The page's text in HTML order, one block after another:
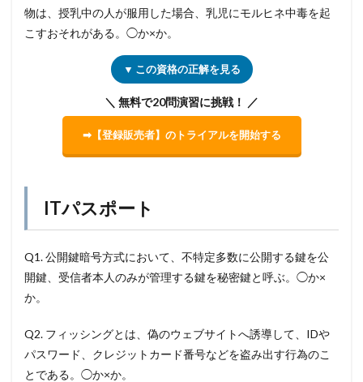
物は、授乳中の人が服用した場合、乳児にモルヒネ中毒を起
こすおそれがある。◯か×か。
▼ この資格の正解を見る
＼ 無料で20問演習に挑戦！ ／
➡【登録販売者】のトライアルを開始する
ITパスポート
Q1. 公開鍵暗号方式において、不特定多数に公開する鍵を公
開鍵、受信者本人のみが管理する鍵を秘密鍵と呼ぶ。◯か×
か。
Q2. フィッシングとは、偽のウェブサイトへ誘導して、IDや
パスワード、クレジットカード番号などを盗み出す行為のこ
とである。◯か×か。